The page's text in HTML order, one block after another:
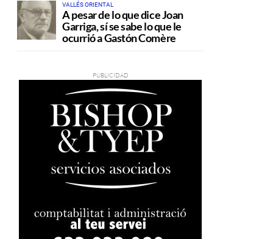
VALLÉS ORIENTAL
A pesar de lo que dice Joan
Garriga, sí se sabe lo que le
ocurrió a Gastón Comère